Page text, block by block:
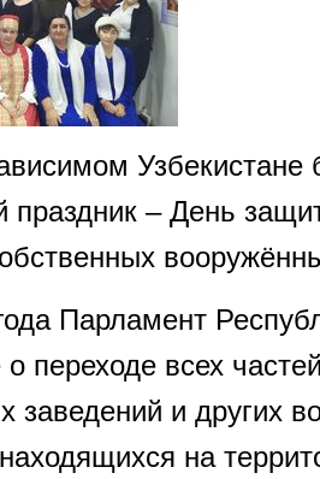
Узбекистане
праздник – День
Парламент
переходе всех
заведений и других
на